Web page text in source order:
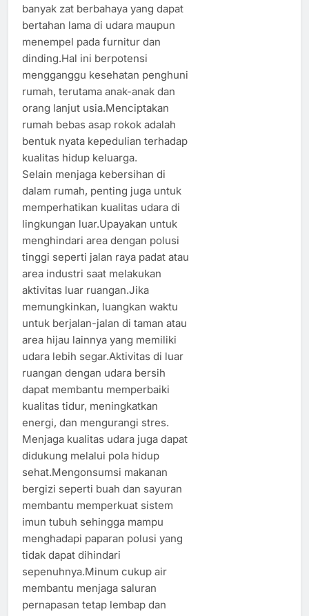
banyak zat berbahaya yang dapat
bertahan lama di udara maupun
menempel pada furnitur dan
dinding.Hal ini berpotensi
mengganggu kesehatan penghuni
rumah, terutama anak-anak dan
orang lanjut usia.Menciptakan
rumah bebas asap rokok adalah
bentuk nyata kepedulian terhadap
kualitas hidup keluarga.
Selain menjaga kebersihan di
dalam rumah, penting juga untuk
memperhatikan kualitas udara di
lingkungan luar.Upayakan untuk
menghindari area dengan polusi
tinggi seperti jalan raya padat atau
area industri saat melakukan
aktivitas luar ruangan.Jika
memungkinkan, luangkan waktu
untuk berjalan-jalan di taman atau
area hijau lainnya yang memiliki
udara lebih segar.Aktivitas di luar
ruangan dengan udara bersih
dapat membantu memperbaiki
kualitas tidur, meningkatkan
energi, dan mengurangi stres.
Menjaga kualitas udara juga dapat
didukung melalui pola hidup
sehat.Mengonsumsi makanan
bergizi seperti buah dan sayuran
membantu memperkuat sistem
imun tubuh sehingga mampu
menghadapi paparan polusi yang
tidak dapat dihindari
sepenuhnya.Minum cukup air
membantu menjaga saluran
pernapasan tetap lembap dan